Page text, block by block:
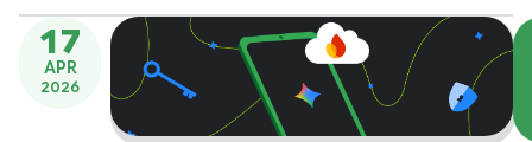
dibuat dalam waktu
kurang dari 2 minggu
tahun 2015, platform ini telah berkembang ke
pasar global, dengan mengumpulkan lebih dari 43
juta pengguna terdaftar.
17
APR
2026